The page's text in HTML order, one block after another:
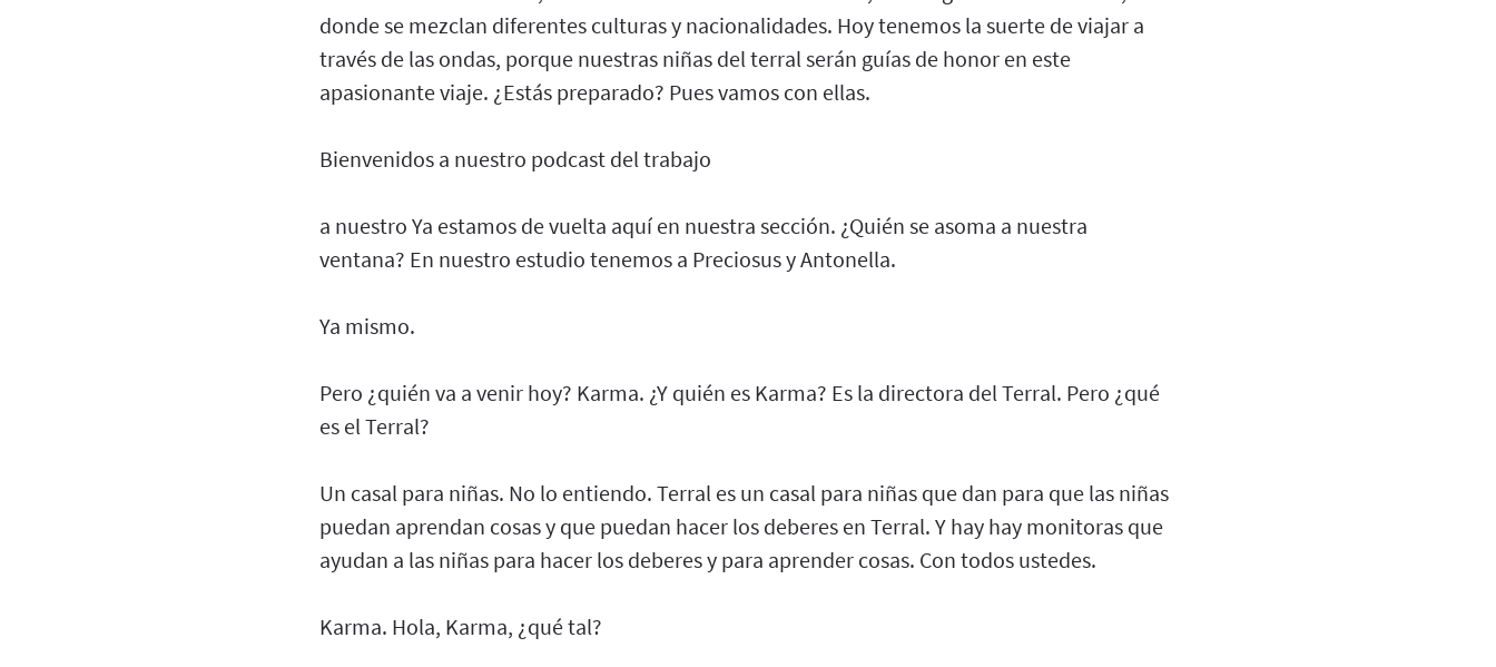
donde se mezclan diferentes culturas y nacionalidades. Hoy tenemos la suerte de viajar a
través de las ondas, porque nuestras niñas del terral serán guías de honor en este
apasionante viaje. ¿Estás preparado? Pues vamos con ellas.
Bienvenidos a nuestro podcast del trabajo
a nuestro Ya estamos de vuelta aquí en nuestra sección. ¿Quién se asoma a nuestra
ventana? En nuestro estudio tenemos a Preciosus y Antonella.
Ya mismo.
Pero ¿quién va a venir hoy? Karma. ¿Y quién es Karma? Es la directora del Terral. Pero ¿qué
es el Terral?
Un casal para niñas. No lo entiendo. Terral es un casal para niñas que dan para que las niñas
puedan aprendan cosas y que puedan hacer los deberes en Terral. Y hay hay monitoras que
ayudan a las niñas para hacer los deberes y para aprender cosas. Con todos ustedes.
Karma. Hola, Karma, ¿qué tal?